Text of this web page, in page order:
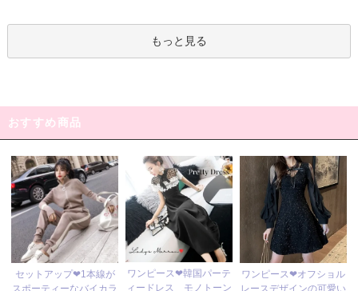
もっと見る
おすすめ商品
セットアップ❤1本線が
スポーティーなバイカラ
ワンピース❤韓国パーテ
ィードレス モノトーン
ワンピース❤オフショル
レースデザインの可愛い